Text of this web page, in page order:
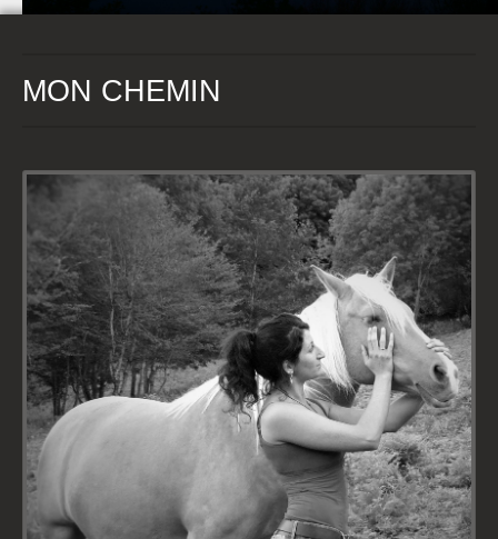
MON CHEMIN